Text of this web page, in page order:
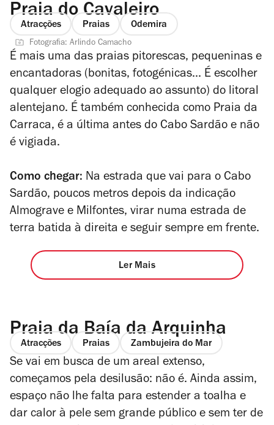
Praia do Cavaleiro
Atracções Praias Odemira
Fotografia: Arlindo Camacho
É mais uma das praias pitorescas, pequeninas e
encantadoras (bonitas, fotogénicas... É escolher
qualquer elogio adequado ao assunto) do litoral
alentejano. É também conhecida como Praia da
Carraca, é a última antes do Cabo Sardão e não
é vigiada.
Como chegar: Na estrada que vai para o Cabo
Sardão, poucos metros depois da indicação
Almograve e Milfontes, virar numa estrada de
terra batida à direita e seguir sempre em frente.
Ler Mais
Praia da Baía da Arquinha
Atracções Praias Zambujeira do Mar
Se vai em busca de um areal extenso,
começamos pela desilusão: não é. Ainda assim,
espaço não lhe falta para estender a toalha e
dar calor à pele sem grande público e sem ter de